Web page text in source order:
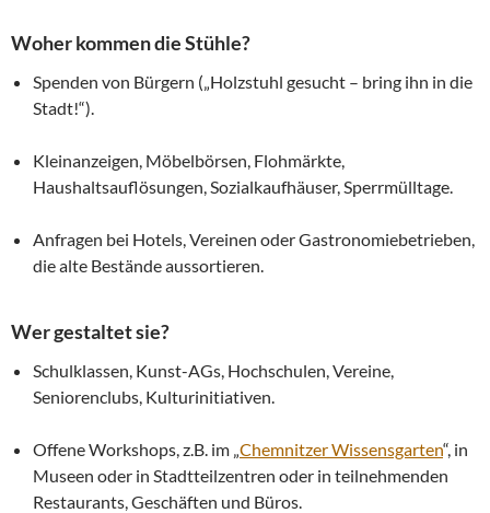
Woher kommen die Stühle?
Spenden von Bürgern („Holzstuhl gesucht – bring ihn in die
Stadt!“).
Kleinanzeigen, Möbelbörsen, Flohmärkte,
Haushaltsauflösungen, Sozialkaufhäuser, Sperrmülltage.
Anfragen bei Hotels, Vereinen oder Gastronomiebetrieben,
die alte Bestände aussortieren.
Wer gestaltet sie?
Schulklassen, Kunst-AGs, Hochschulen, Vereine,
Seniorenclubs, Kulturinitiativen.
Offene Workshops, z.B. im „Chemnitzer Wissensgarten“, in
Museen oder in Stadtteilzentren oder in teilnehmenden
Restaurants, Geschäften und Büros.